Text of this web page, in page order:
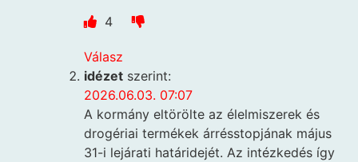
4
Válasz
idézet szerint:
2026.06.03. 07:07
A kormány eltörölte az élelmiszerek és
drogériai termékek árrésstopjának május
31-i lejárati határidejét. Az intézkedés így